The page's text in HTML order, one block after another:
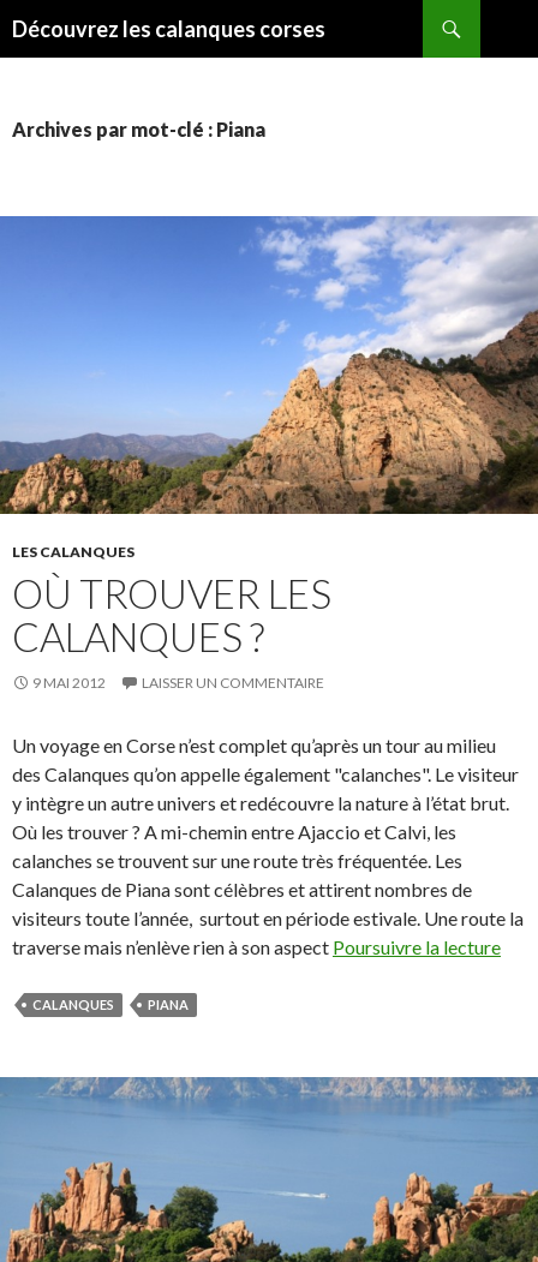
Découvrez les calanques corses
Archives par mot-clé : Piana
LES CALANQUES
OÙ TROUVER LES
CALANQUES ?
9 MAI 2012 LAISSER UN COMMENTAIRE
Un voyage en Corse n’est complet qu’après un tour au milieu
des Calanques qu’on appelle également "calanches". Le visiteur
y intègre un autre univers et redécouvre la nature à l’état brut.
Où les trouver ? A mi-chemin entre Ajaccio et Calvi, les
calanches se trouvent sur une route très fréquentée. Les
Calanques de Piana sont célèbres et attirent nombres de
visiteurs toute l’année, surtout en période estivale. Une route la
traverse mais n’enlève rien à son aspect Poursuivre la lecture
CALANQUES PIANA